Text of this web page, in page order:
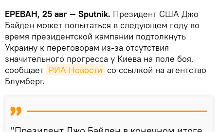
ЕРЕВАН, 25 авг — Sputnik. Президент США Джо
Байден может попытаться в следующем году во
время президентской кампании подтолкнуть
Украину к переговорам из-за отсутствия
значительного прогресса у Киева на поле боя,
сообщает РИА Новости со ссылкой на агентство
Блумберг.